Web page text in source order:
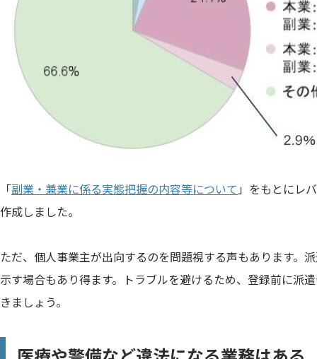
「副業・兼業に係る実態把握の内容等について 」をもとにレ
作成しました。
ただ、個人事業主が出向するのを問題視する声もあります。
示す場合もあり得ます。トラブルを避けるため、登録前に派
きましょう。